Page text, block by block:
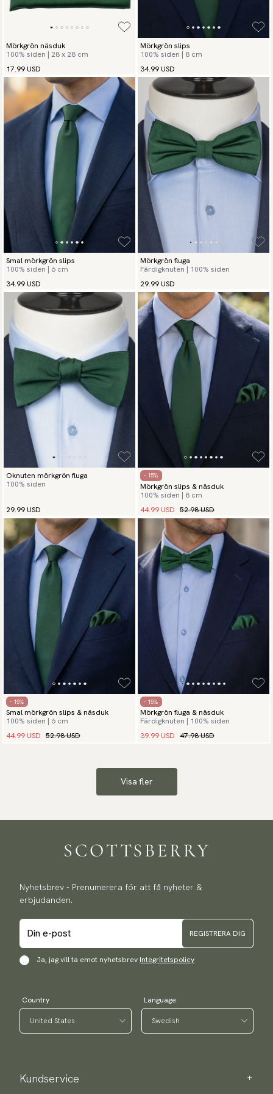
Mörkgrön näsduk
100% siden | 28 x 28 cm
17.99 USD
Mörkgrön slips
100% siden | 8 cm
34.99 USD
Smal mörkgrön slips
100% siden | 6 cm
34.99 USD
Mörkgrön fluga
Färdigknuten | 100% siden
29.99 USD
Oknuten mörkgrön fluga
100% siden
29.99 USD
- 15%
Mörkgrön slips & näsduk
100% siden | 8 cm
44.99 USD 52.98 USD
- 15%
Smal mörkgrön slips & näsduk
100% siden | 6 cm
44.99 USD 52.98 USD
- 15%
Mörkgrön fluga & näsduk
Färdigknuten | 100% siden
39.99 USD 47.98 USD
Visa fler
Nyhetsbrev - Prenumerera för att få nyheter &
erbjudanden.
REGISTRERA DIG
Ja, jag vill ta emot nyhetsbrev Integritetspolicy
Country Language
Kundservice